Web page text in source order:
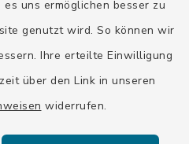
uns ermöglichen besser zu
genutzt wird. So können wir
Ihre erteilte Einwilligung
über den Link in unseren
widerrufen.